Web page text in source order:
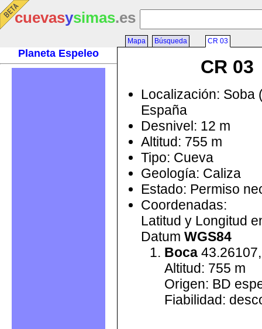
cuevasysimas.es
Planeta Espeleo
Mapa Búsqueda CR 03
CR 03
Localización: Soba
España
Desnivel: 12 m
Altitud: 755 m
Tipo: Cueva
Geología: Caliza
Estado: Permiso
Coordenadas:
Latitud y Longitud
Datum WGS84
Boca
Altitud: 755 m
Origen: BD
Fiabilidad: